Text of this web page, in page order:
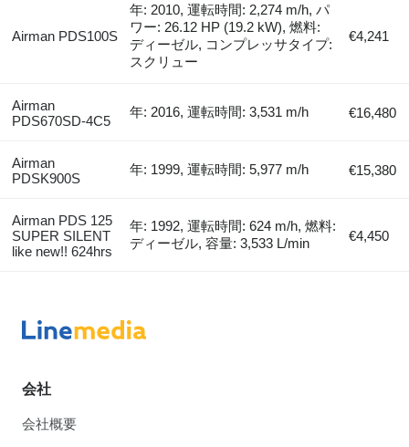
Airman PDS100S
年: 2010, 運転時間: 2,274 m/h, パ
ワー: 26.12 HP (19.2 kW), 燃料:
ディーゼル, コンプレッサタイプ:
スクリュー
€4,241
Airman
PDS670SD-4C5
年: 2016, 運転時間: 3,531 m/h €16,480
Airman
PDSK900S
年: 1999, 運転時間: 5,977 m/h €15,380
Airman PDS 125
SUPER SILENT
like new!! 624hrs
年: 1992, 運転時間: 624 m/h, 燃料:
ディーゼル, 容量: 3,533 L/min
€4,450
会社
会社概要